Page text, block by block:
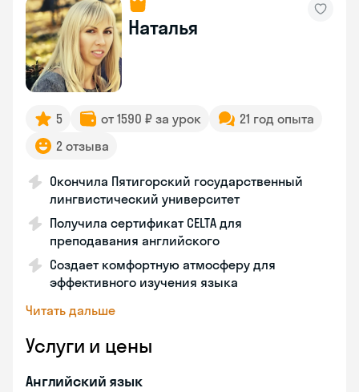
Наталья
5 от 1590 ₽ за урок
21 год опыта
2 отзыва
Окончила Пятигорский государственный
лингвистический университет
Получила сертификат CELTA для
преподавания английского
Создает комфортную атмосферу для
эффективного изучения языка
Читать дальше
Услуги и цены
Английский язык